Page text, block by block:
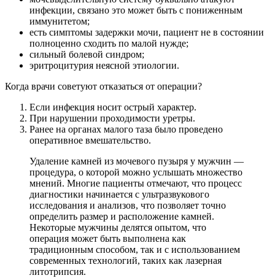
инфекции, связано это может быть с пониженным
иммунитетом;
есть симптомы задержки мочи, пациент не в состоянии
полноценно сходить по малой нужде;
сильный болевой синдром;
эритроцитурия неясной этиологии.
Когда врачи советуют отказаться от операции?
Если инфекция носит острый характер.
При нарушении проходимости уретры.
Ранее на органах малого таза было проведено
оперативное вмешательство.
Удаление камней из мочевого пузыря у мужчин —
процедура, о которой можно услышать множество
мнений. Многие пациенты отмечают, что процесс
диагностики начинается с ультразвукового
исследования и анализов, что позволяет точно
определить размер и расположение камней.
Некоторые мужчины делятся опытом, что
операция может быть выполнена как
традиционным способом, так и с использованием
современных технологий, таких как лазерная
литотрипсия.